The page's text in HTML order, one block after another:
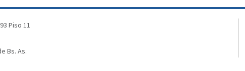
Piso 11
Bs. As.